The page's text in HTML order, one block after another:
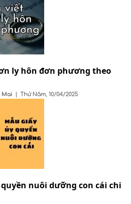
ly hôn đơn phương theo
Mai | Thứ Năm, 10/04/2025
nuôi dưỡng con cái chi